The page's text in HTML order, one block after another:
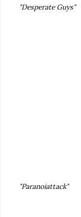
"Desperate Guys"
"Paranoiattack"